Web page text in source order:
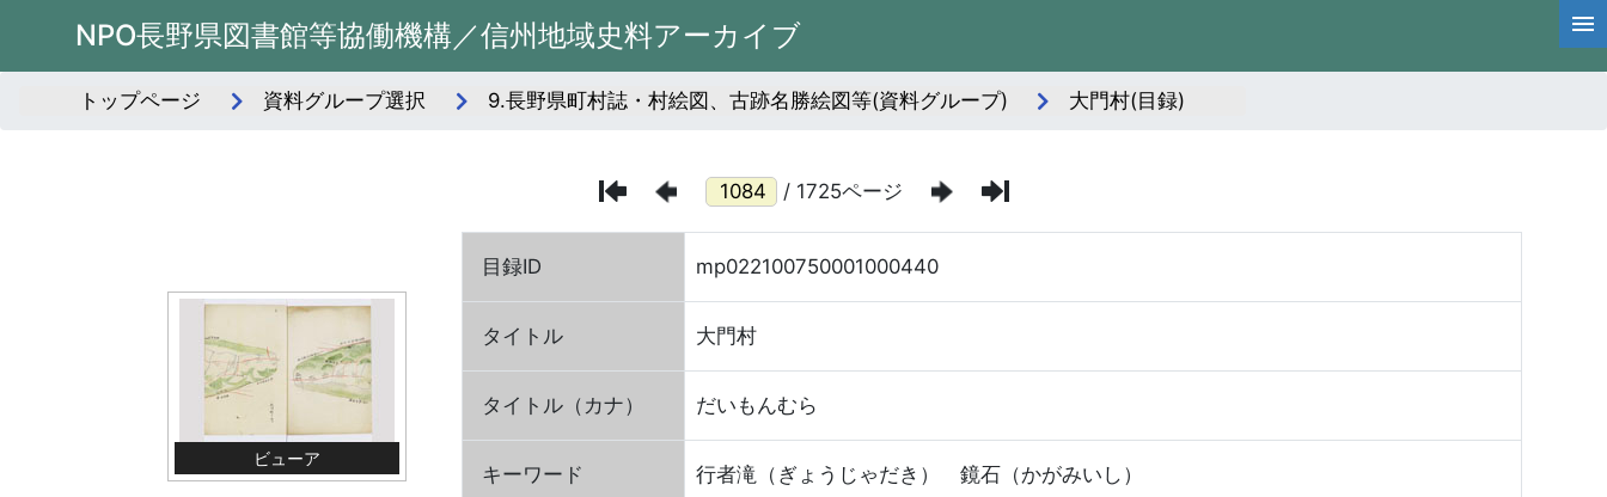
NPO長野県図書館等協働機構／信州地域史料アーカイブ
トップページ 資料グループ選択 9.長野県町村誌・村絵図、古跡名勝絵図等(資料グループ) 大門村(目録)
/ 1725ページ
ビューア
目録ID mp022100750001000440
タイトル 大門村
タイトル（カナ） だいもんむら
キーワード 行者滝（ぎょうじゃだき） 鏡石（かがみいし）